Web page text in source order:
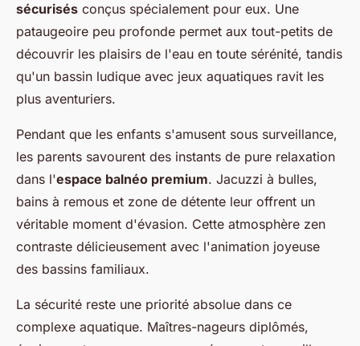
sécurisés conçus spécialement pour eux. Une
pataugeoire peu profonde permet aux tout-petits de
découvrir les plaisirs de l'eau en toute sérénité, tandis
qu'un bassin ludique avec jeux aquatiques ravit les
plus aventuriers.
Pendant que les enfants s'amusent sous surveillance,
les parents savourent des instants de pure relaxation
dans l'espace balnéo premium. Jacuzzi à bulles,
bains à remous et zone de détente leur offrent un
véritable moment d'évasion. Cette atmosphère zen
contraste délicieusement avec l'animation joyeuse
des bassins familiaux.
La sécurité reste une priorité absolue dans ce
complexe aquatique. Maîtres-nageurs diplômés,